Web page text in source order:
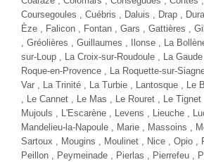
Coursegoules , Cuébris , Daluis ,
Drap ,
Èze , Falicon , Fontan , Gars , Gattières ,
, Gréolières , Guillaumes , Ilonse , La
sur-Loup , La Croix-sur-Roudoule , La Gaude
Roque-en-Provence ,
La Roquette-sur-
Var ,
La Trinité , La Turbie , Lantosque , Le
Le Cannet , Le Mas , Le Rouret , Le
Mujouls , L'Escarène ,
Levens , Lieuche ,
Mandelieu-la-Napoule , Marie , Massoins ,
Sartoux
Mougins , Moulinet , Nice , Opio ,
Peillon ,
Peymeinade , Pierlas , Pierrefeu ,